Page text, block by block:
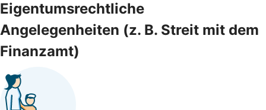
Eigentumsrechtliche
Angelegenheiten (z. B. Streit mit dem
Finanzamt)